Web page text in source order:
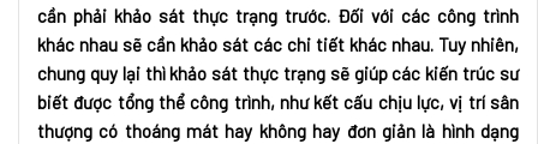
cần phải khảo sát thực trạng trước. Đối với các công trình
khác nhau sẽ cần khảo sát các chi tiết khác nhau. Tuy nhiên,
chung quy lại thì khảo sát thực trạng sẽ giúp các kiến trúc sư
biết được tổng thể công trình, như kết cấu chịu lực, vị trí sân
thượng có thoáng mát hay không hay đơn giản là hình dạng